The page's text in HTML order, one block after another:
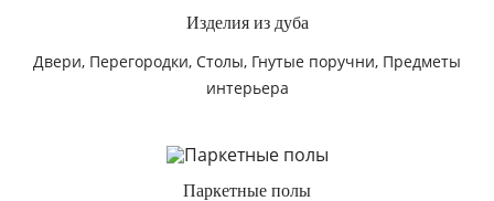
Изделия из дуба
Двери, Перегородки, Столы, Гнутые поручни, Предметы
интерьера
Паркетные полы